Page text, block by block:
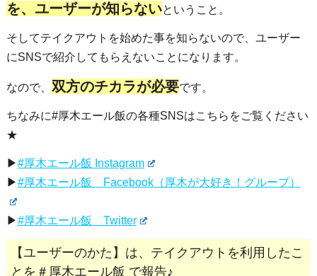
を、ユーザーが知らないということ。
そしてテイクアウトを始めた事を知らないので、ユーザー
にSNSで紹介してもらえないことになります。
なので、 双方のチカラが必要です。
ちなみに#厚木エール飯の各種SNSはこちらをご覧ください
★
▶#厚木エール飯 Instagram
▶#厚木エール飯 Facebook（厚木が大好き！グループ）
▶#厚木エール飯 Twitter
【ユーザーのかた】は、テイクアウトを利用したこ
とを＃厚木エール飯 で報告♪